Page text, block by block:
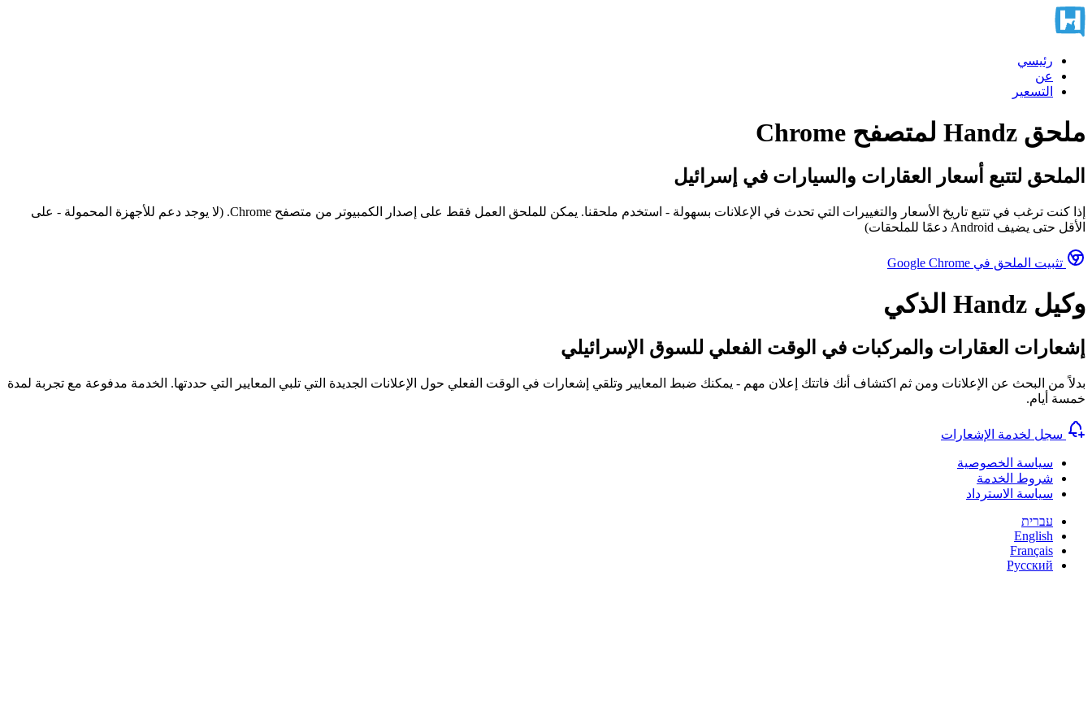
رئيسي
عن
التسعير
ملحق Handz لمتصفح Chrome
الملحق لتتبع أسعار العقارات والسيارات في إسرائيل
إذا كنت ترغب في تتبع تاريخ الأسعار والتغييرات التي تحدث في الإعلانات بسهولة - استخدم ملحقنا. يمكن للملحق العمل فقط على إصدار الكمبيوتر من متصفح Chrome. (لا يوجد دعم للأجهزة المحمولة - على
الأقل حتى يضيف Android دعمًا للملحقات)
تثبيت الملحق في Google Chrome
وكيل Handz الذكي
إشعارات العقارات والمركبات في الوقت الفعلي للسوق الإسرائيلي
بدلاً من البحث عن الإعلانات ومن ثم اكتشاف أنك فاتتك إعلان مهم - يمكنك ضبط المعايير وتلقي إشعارات في الوقت الفعلي حول الإعلانات الجديدة التي تلبي المعايير التي حددتها. الخدمة مدفوعة مع تجربة لمدة
خمسة أيام.
سجل لخدمة الإشعارات
سياسة الخصوصية
شروط الخدمة
سياسة الاسترداد
עברית
English
Français
Русский